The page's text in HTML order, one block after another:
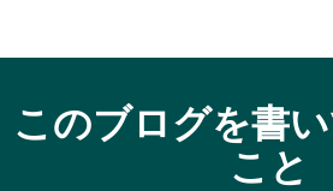
このブログを書
こと